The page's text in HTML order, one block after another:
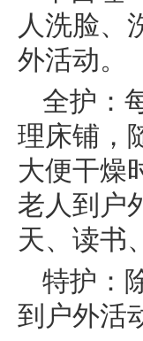
人洗脸、
外活动。
全护：
理床铺，
大便干燥
老人到户
天、读书
特护：
到户外活